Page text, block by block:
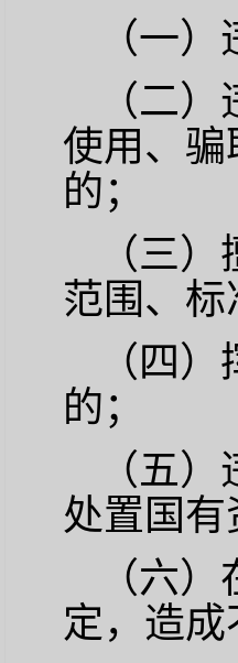
（一
（二
使用、
的；
（三
范围、标
（四
的；
（五
处置国有
（六
定，造